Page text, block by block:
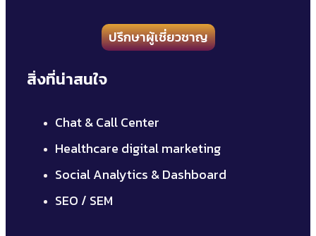
ปรึกษาผู้เชี่ยวชาญ
สิ่งที่น่าสนใจ
Chat & Call Center
Healthcare digital marketing
Social Analytics & Dashboard
SEO / SEM